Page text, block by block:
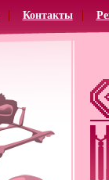
Контакты